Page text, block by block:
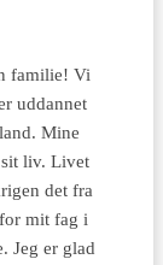
familie! Vi
uddannet
Mine
liv. Livet
det fra
mit fag i
Jeg er glad